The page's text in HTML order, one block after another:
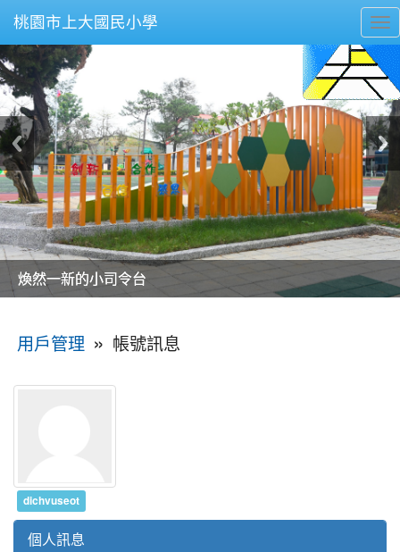
桃園市上大國民小學
美麗的操場是我們活力的來源
美麗的操場是我們活力的來源
煥然一新的小司令台
煥然一新的小司令台
富含桃園埤塘田園風光意象的中廊
富含桃園埤塘田園風光意象的中廊
嶄新的中庭廣場
嶄新的中庭廣場
水生池生生不息
水生池生生不息
用戶管理 » 帳號訊息
dichvuseot
個人訊息